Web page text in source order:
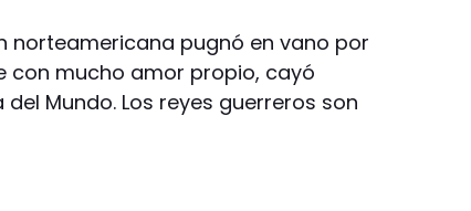
norteamericana pugnó en vano por
con mucho amor propio, cayó
Mundo. Los reyes guerreros son